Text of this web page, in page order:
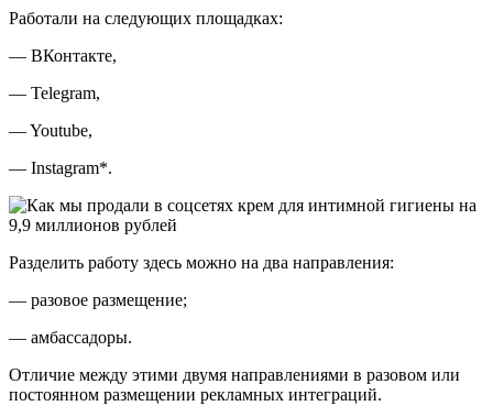
Работали на следующих площадках:
— ВКонтакте,
— Telegram,
— Youtube,
— Instagram*.
Разделить работу здесь можно на два направления:
— разовое размещение;
— амбассадоры.
Отличие между этими двумя направлениями в разовом или
постоянном размещении рекламных интеграций.